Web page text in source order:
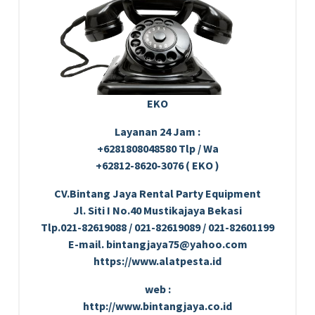
EKO
Layanan 24 Jam :
+6281808048580 Tlp / Wa
+62812-8620-3076 ( EKO )
CV.Bintang Jaya Rental Party Equipment
Jl. Siti I No.40 Mustikajaya Bekasi
Tlp.021-82619088 / 021-82619089 / 021-82601199
E-mail. bintangjaya75@yahoo.com
https://www.alatpesta.id
web :
http://www.bintangjaya.co.id